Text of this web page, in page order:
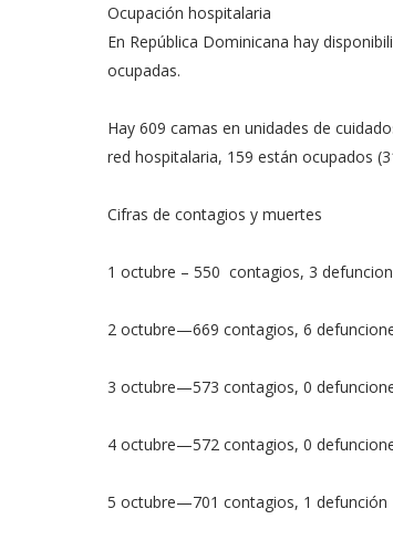
Ocupación hospitalaria
En República Dominicana hay
ocupadas.
Hay 609 camas en unidades de
red hospitalaria, 159 están ocupados
Cifras de contagios y muertes
1 octubre – 550 contagios, 3
2 octubre—669 contagios, 6
3 octubre—573 contagios, 0
4 octubre—572 contagios, 0
5 octubre—701 contagios, 1 defunción